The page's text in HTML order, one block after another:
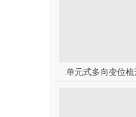
单元式多向变位